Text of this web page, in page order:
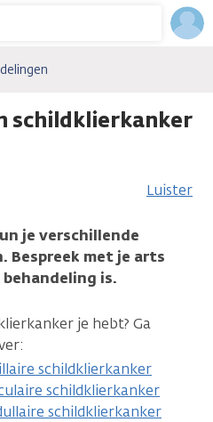
schildklierkanker
Luister
je verschillende
Bespreek met je arts
is.
je hebt? Ga
schildklierkanker
schildklierkanker
schildklierkanker